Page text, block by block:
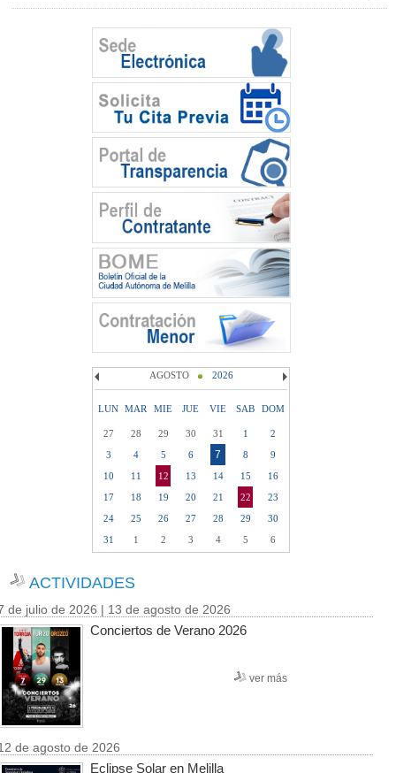
AGOSTO 2026
LUN MAR MIE JUE VIE SAB DOM
27 28 29 30 31 1
2
3
4 5 6 7 8
9
10
11 12 13 14 15
16
17
18 19 20 21 22
23
24
25 26 27 28 29
30
31
1 2 3 4 5 6
ACTIVIDADES
de julio de 2026 | 13 de agosto de 2026
Conciertos de Verano 2026
ver más
de agosto de 2026
Eclipse Solar en Melilla